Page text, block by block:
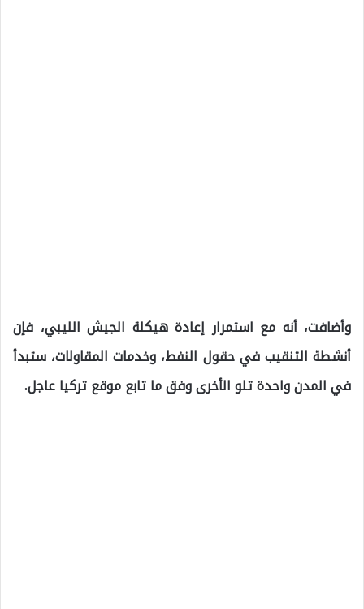
وأضافت، أنه مع استمرار إعادة هيكلة الجيش الليبي، فإن
أنشطة التنقيب في حقول النفط، وخدمات المقاولات، ستبدأ
في المدن واحدة تلو الأخرى وفق ما تابع موقع تركيا عاجل.